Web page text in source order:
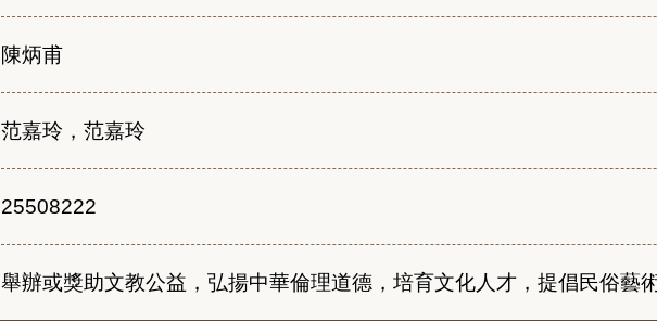
陳炳甫
范嘉玲，范嘉玲
25508222
舉辦或獎助文教公益，弘揚中華倫理道德，培育文化人才，提倡民俗藝